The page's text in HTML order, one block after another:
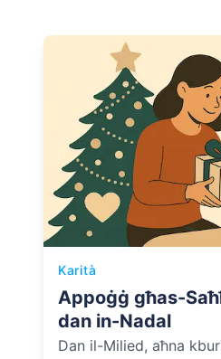
Karità
Appoġġ għas-
dan in-Nadal
Dan il-Milied, aħna